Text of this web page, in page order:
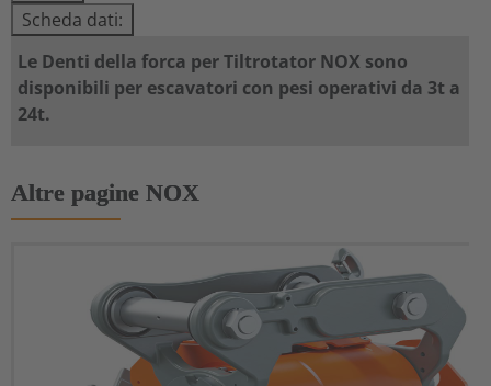
Scheda dati:
Le Denti della forca per Tiltrotator NOX sono
disponibili per escavatori con pesi operativi da 3t a
24t.
Altre pagine NOX